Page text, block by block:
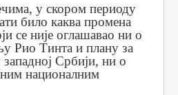
у скором периоду
било каква промена
се није оглашавао ни о
Рио Тинта и плану за
Србији, ни о
националним